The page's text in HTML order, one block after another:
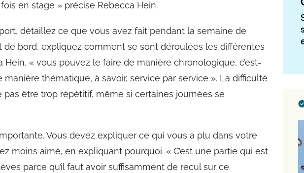
en stage » précise Rebecca Hein.
détaillez ce que vous avez fait pendant la semaine de
de bord, expliquez comment se sont déroulées les différentes
Hein, « vous pouvez le faire de manière chronologique, c’est-
thématique, à savoir, service par service ». La difficulté
être trop répétitif, même si certaines journées se
Vous devez expliquer ce qui vous a plu dans votre
moins aimé, en expliquant pourquoi. « C’est une partie qui est
parce qu’il faut avoir suffisamment de recul sur ce